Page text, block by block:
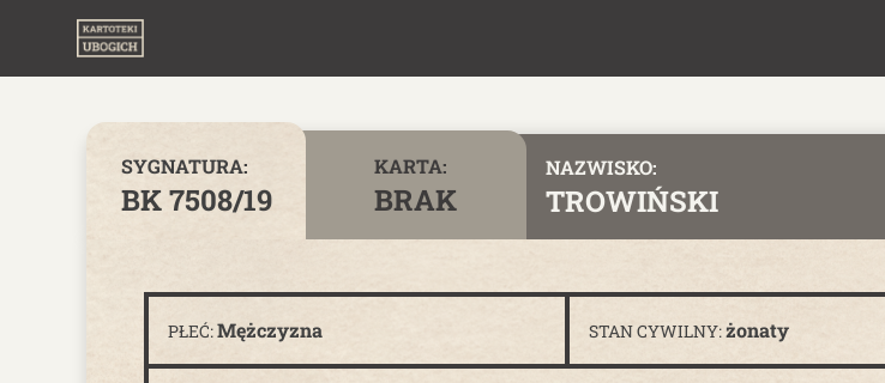
SYGNATURA:
BK 7508/19
KARTA:
BRAK
NAZWISKO:
TROWIŃSKI
PŁEĆ:Mężczyzna STAN CYWILNY:żonaty